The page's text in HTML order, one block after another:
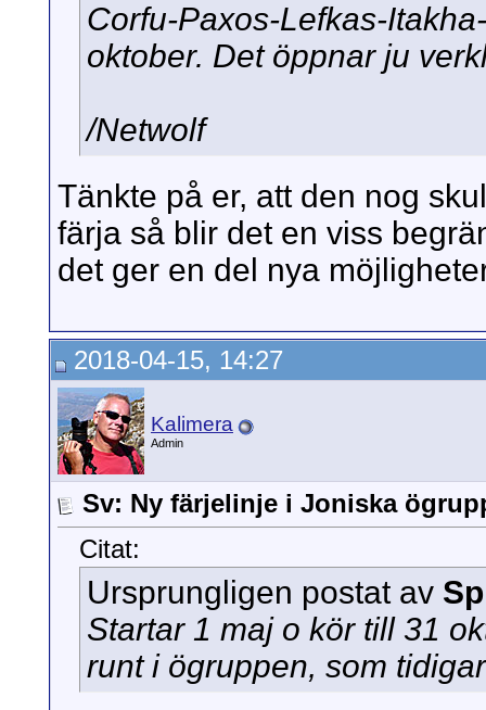
Corfu-Paxos-Lefkas-
oktober. Det öppnar ju
/Netwolf
Tänkte på er, att den nog
färja så blir det en viss
det ger en del nya
2018-04-15, 14:27
Kalimera
Admin
Sv: Ny färjelinje i Joniska
Citat:
Ursprungligen postat av
Startar 1 maj o kör till 31
runt i ögruppen, som